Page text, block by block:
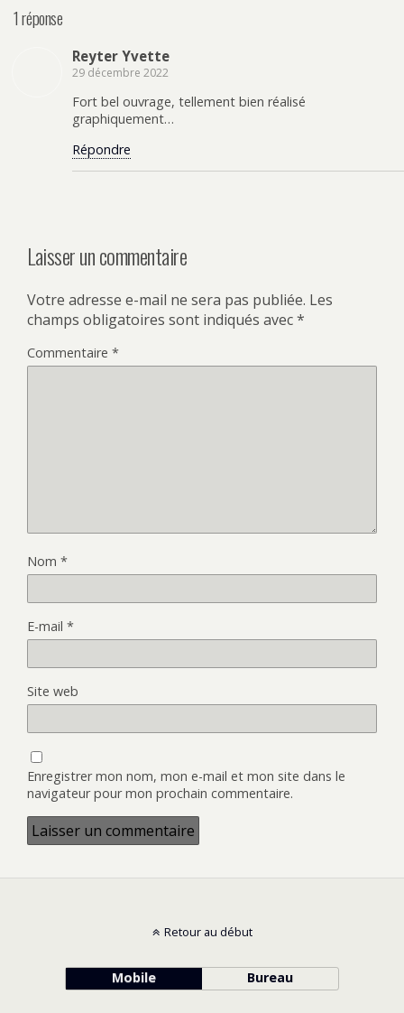
1 réponse
Reyter Yvette
29 décembre 2022
Fort bel ouvrage, tellement bien réalisé
graphiquement…
Répondre
Laisser un commentaire
Votre adresse e-mail ne sera pas publiée. Les
champs obligatoires sont indiqués avec*
Commentaire *
Nom *
E-mail *
Site web
Enregistrer mon nom, mon e-mail et mon site dans le
navigateur pour mon prochain commentaire.
Retour au début
Mobile Bureau